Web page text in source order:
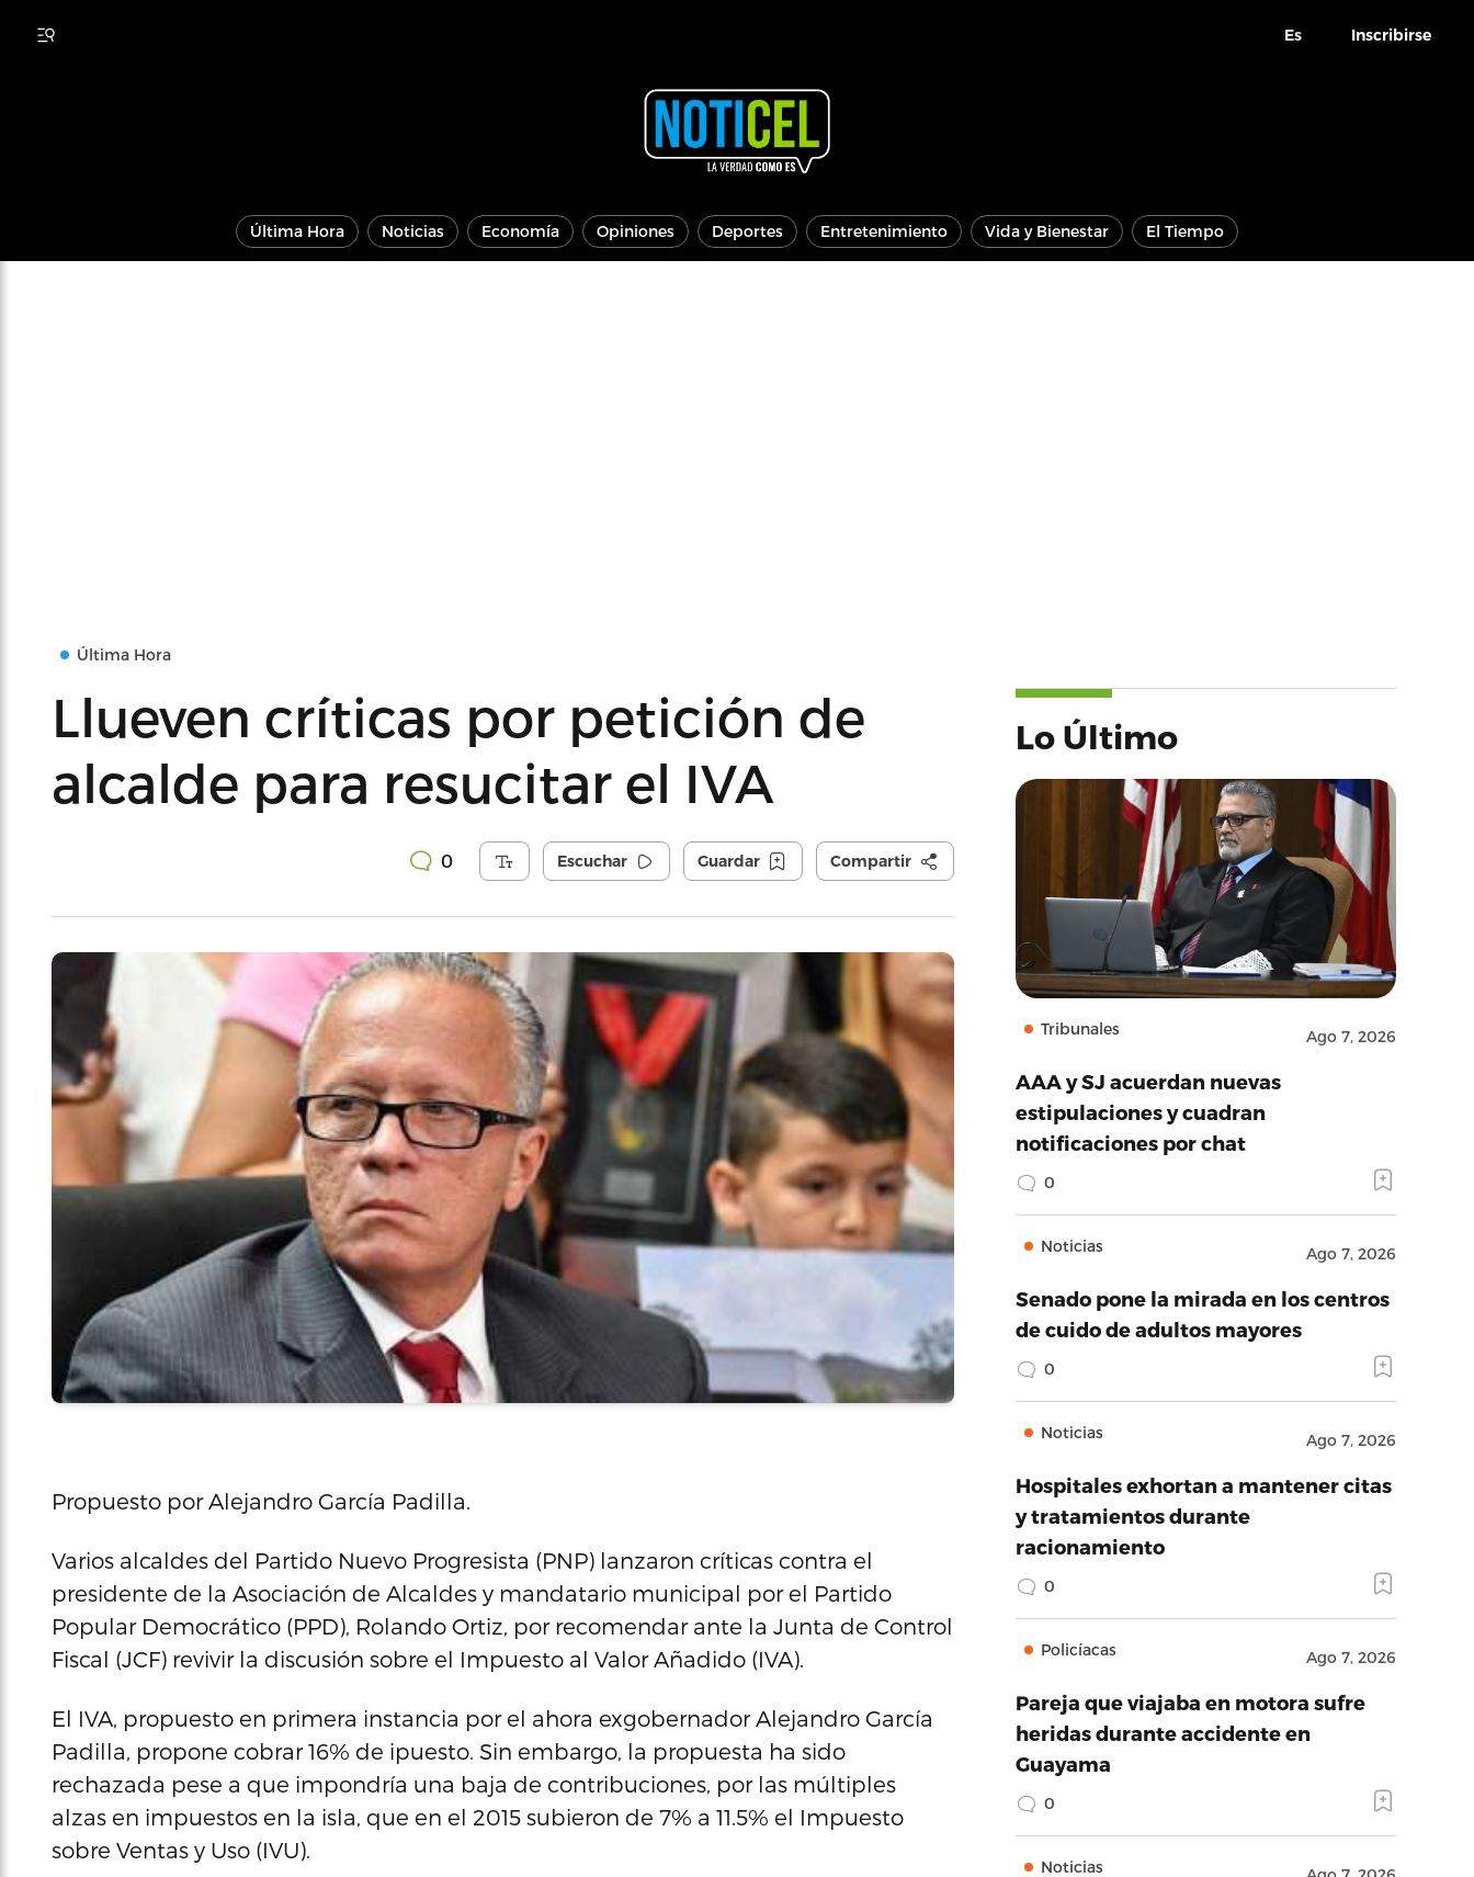
Es Inscribirse
Última Hora Noticias Economía Opiniones Deportes Entretenimiento Vida y Bienestar El Tiempo
Última Hora
Llueven críticas por petición de
alcalde para resucitar el IVA
0 Escuchar Guardar Compartir
Propuesto por Alejandro García Padilla.
Varios alcaldes del Partido Nuevo Progresista (PNP) lanzaron críticas contra el
presidente de la Asociación de Alcaldes y mandatario municipal por el Partido
Popular Democrático (PPD), Rolando Ortiz, por recomendar ante la Junta de Control
Fiscal (JCF) revivir la discusión sobre el Impuesto al Valor Añadido (IVA).
El IVA, propuesto en primera instancia por el ahora exgobernador Alejandro García
Padilla, propone cobrar 16% de ipuesto. Sin embargo, la propuesta ha sido
rechazada pese a que impondría una baja de contribuciones, por las múltiples
alzas en impuestos en la isla, que en el 2015 subieron de 7% a 11.5% el Impuesto
sobre Ventas y Uso (IVU).
Lo Último
Tribunales Ago 7, 2026
AAA y SJ acuerdan nuevas
estipulaciones y cuadran
notificaciones por chat
0
Noticias Ago 7, 2026
Senado pone la mirada en los centros
de cuido de adultos mayores
0
Noticias Ago 7, 2026
Hospitales exhortan a mantener citas
y tratamientos durante
racionamiento
0
Policíacas Ago 7, 2026
Pareja que viajaba en motora sufre
heridas durante accidente en
Guayama
0
Noticias